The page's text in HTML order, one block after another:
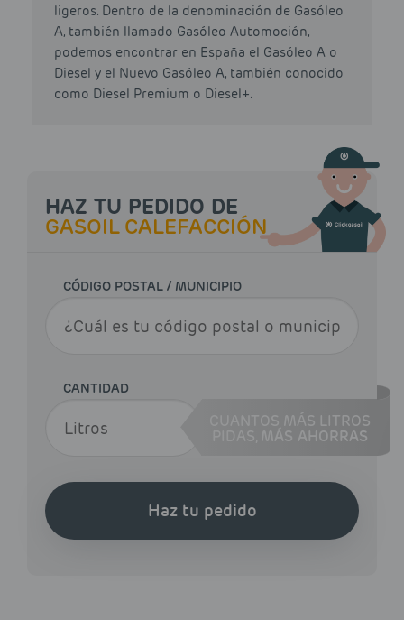
ligeros. Dentro de la denominación de Gasóleo
A, también llamado Gasóleo Automoción,
podemos encontrar en España el Gasóleo A o
Diesel y el Nuevo Gasóleo A, también conocido
como Diesel Premium o Diesel+.
HAZ TU PEDIDO DE
GASOIL CALEFACCIÓN
CÓDIGO POSTAL / MUNICIPIO
CANTIDAD
CUANTOS MÁS LITROS
MÁS AHORRAS
Haz tu pedido